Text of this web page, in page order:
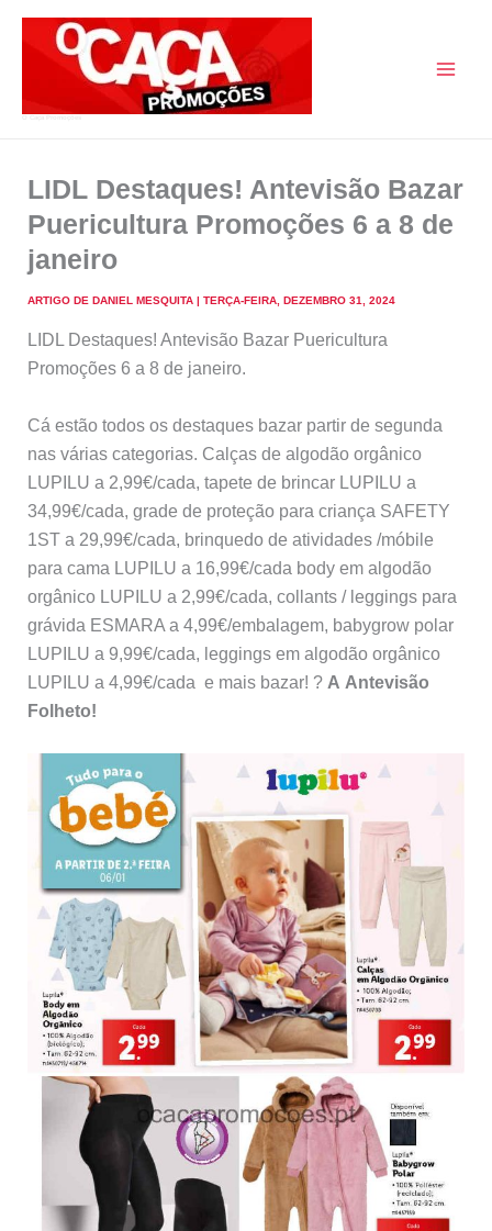
LIDL Destaques! Antevisão Bazar
Puericultura Promoções 6 a 8 de
janeiro
ARTIGO DE DANIEL MESQUITA | TERÇA-FEIRA, DEZEMBRO 31, 2024
LIDL Destaques! Antevisão Bazar Puericultura
Promoções 6 a 8 de janeiro.
Cá estão todos os destaques bazar partir de segunda
nas várias categorias. Calças de algodão orgânico
LUPILU a 2,99€/cada, tapete de brincar LUPILU a
34,99€/cada, grade de proteção para criança SAFETY
1ST a 29,99€/cada, brinquedo de atividades /móbile
para cama LUPILU a 16,99€/cada body em algodão
orgânico LUPILU a 2,99€/cada, collants / leggings para
grávida ESMARA a 4,99€/embalagem, babygrow polar
LUPILU a 9,99€/cada, leggings em algodão orgânico
LUPILU a 4,99€/cada e mais bazar! ? A Antevisão
Folheto!